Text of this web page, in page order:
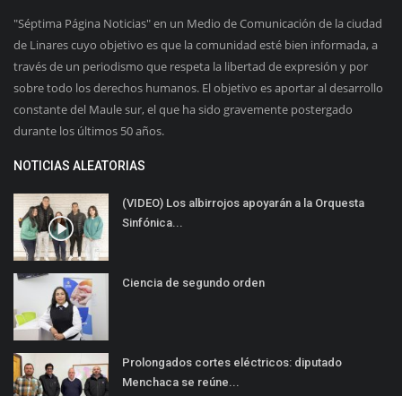
"Séptima Página Noticias" en un Medio de Comunicación de la ciudad
de Linares cuyo objetivo es que la comunidad esté bien informada, a
través de un periodismo que respeta la libertad de expresión y por
sobre todo los derechos humanos. El objetivo es aportar al desarrollo
constante del Maule sur, el que ha sido gravemente postergado
durante los últimos 50 años.
NOTICIAS ALEATORIAS
(VIDEO) Los albirrojos apoyarán a la Orquesta
Sinfónica...
Ciencia de segundo orden
Prolongados cortes eléctricos: diputado
Menchaca se reúne...